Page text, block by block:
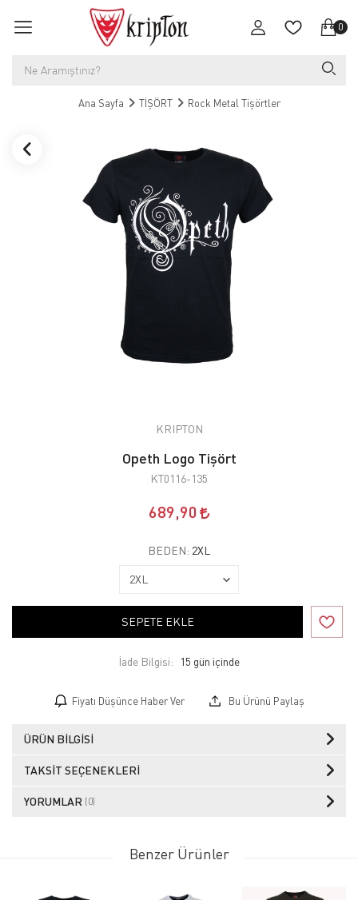
0
Ana Sayfa TİŞÖRT Rock Metal Tişörtler
KRIPTON
Opeth Logo Tişört
KT0116-135
689,90
BEDEN: 2XL
SEPETE EKLE
İade Bilgisi:
Fiyatı Düşünce Haber Ver Bu Ürünü Paylaş
ÜRÜN BILGISI
TAKSIT SEÇENEKLERI
YORUMLAR (0)
Benzer Ürünler